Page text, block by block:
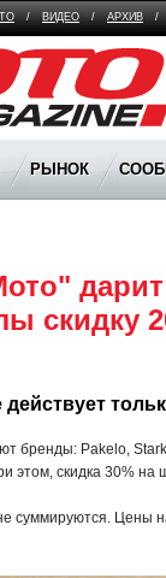
/ ВИДЕО / АРХИВ /
РЫНОК
скидку
бренды: Pakelo,
этом, скидка 30%
суммируются. Цены